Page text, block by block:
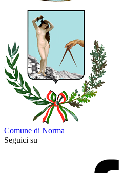
Comune di Norma
Seguici su